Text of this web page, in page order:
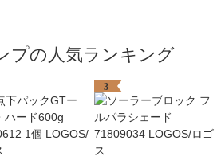
プの人気ランキング
3